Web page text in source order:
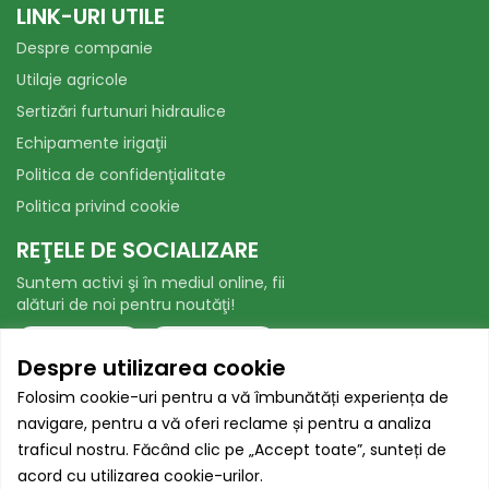
Despre utilizarea cookie
Folosim cookie-uri pentru a vă îmbunătăți experiența de
navigare, pentru a vă oferi reclame și pentru a analiza
traficul nostru. Făcând clic pe „Accept toate”, sunteți de
acord cu utilizarea cookie-urilor.
LINK-URI UTILE
Despre companie
Utilaje agricole
Sertizări furtunuri hidraulice
Echipamente irigaţii
Politica de confidenţialitate
Politica privind cookie
REŢELE DE SOCIALIZARE
Suntem activi şi în mediul online, fii
alături de noi pentru noutăţi!
AUTORITATEA NAȚIONALĂ PENTRU
PROTECȚIA CONSUMATORILOR